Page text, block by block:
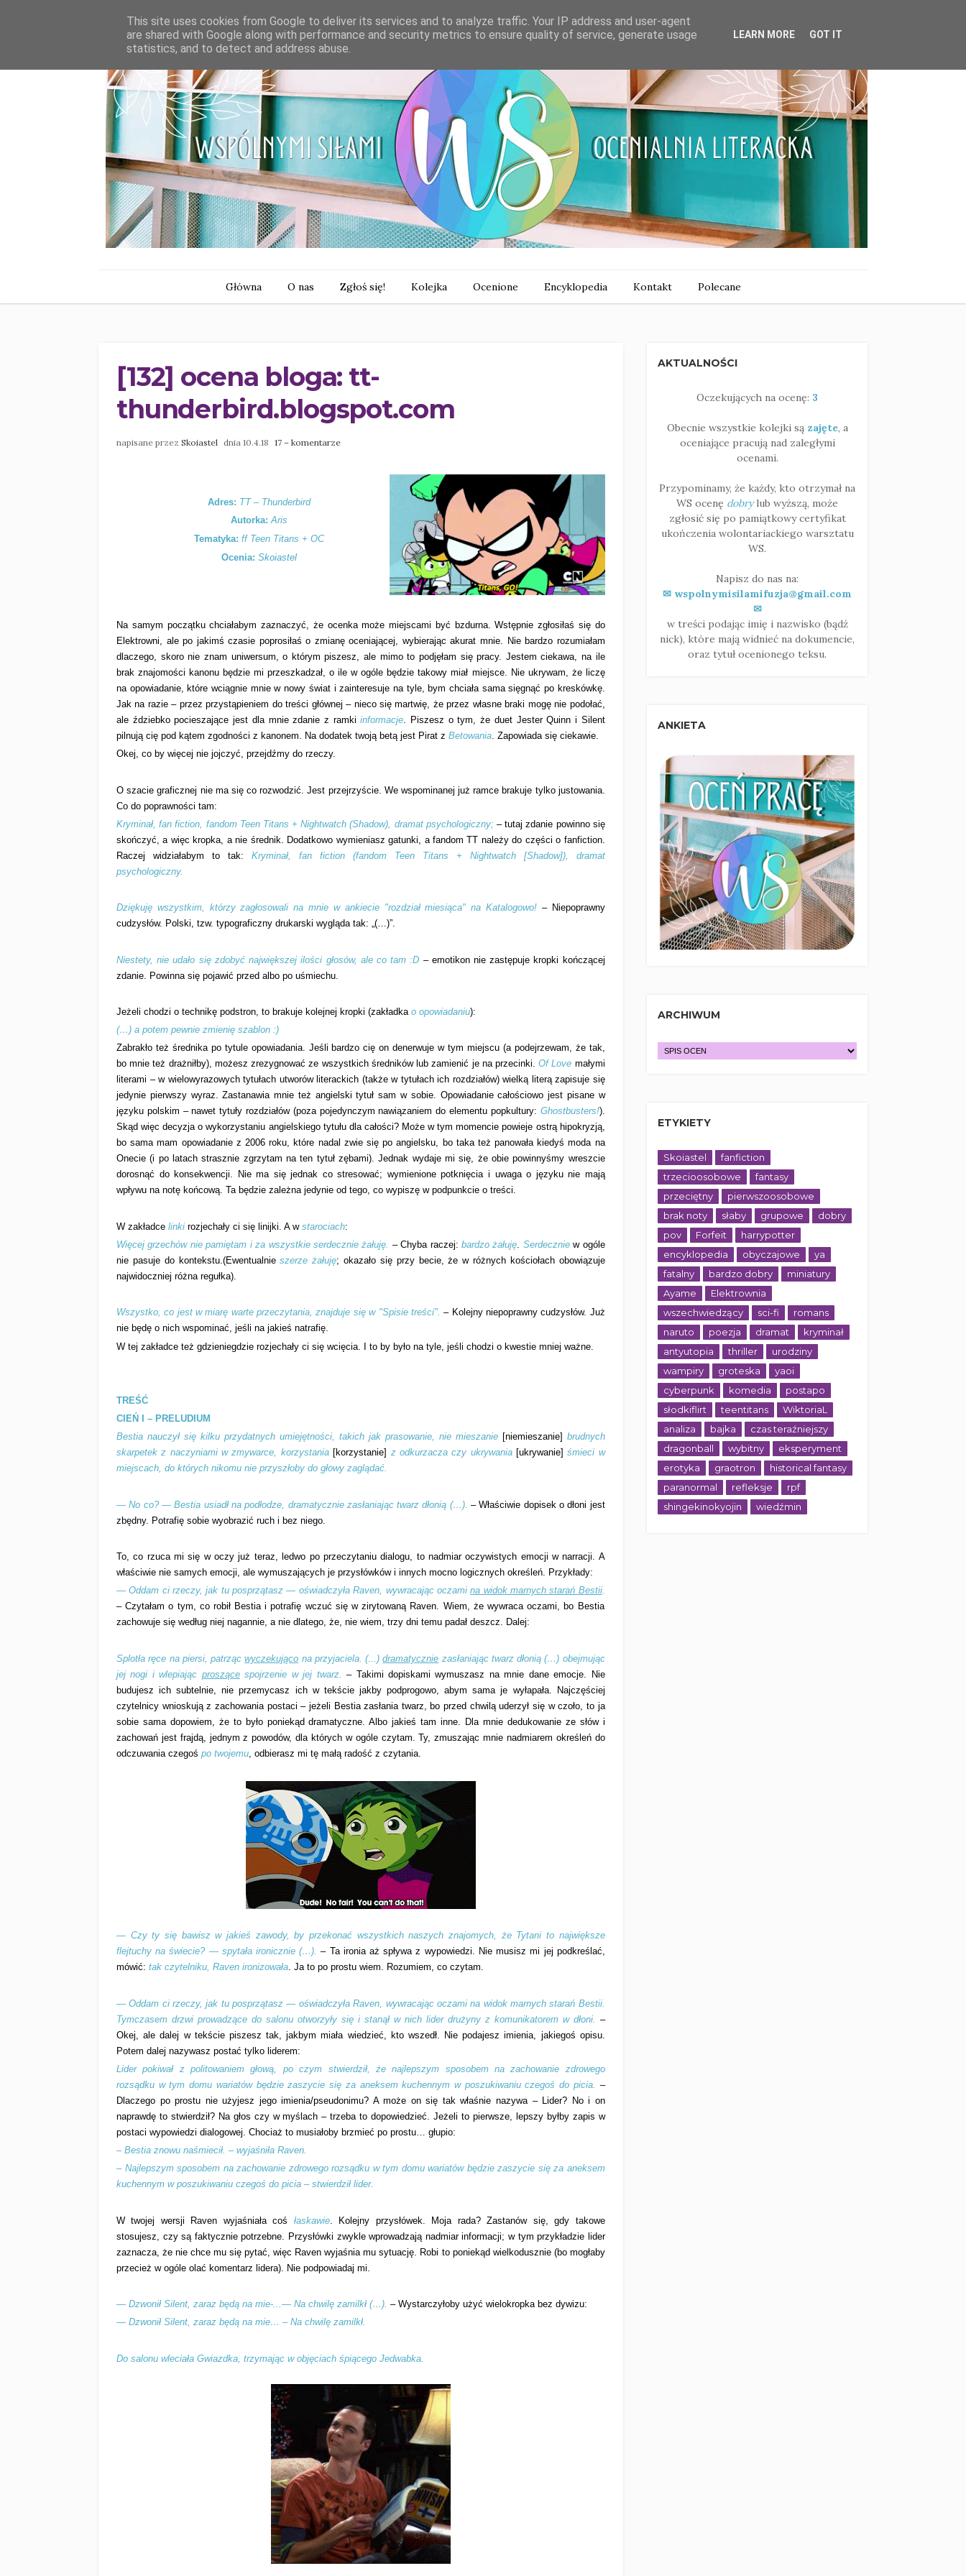
Główna O nas Zgłoś się! Kolejka Ocenione Encyklopedia Kontakt Polecane
[132] ocena bloga: tt-
thunderbird.blogspot.com
napisane przez Skoiastel dnia 10.4.18 17 – komentarze
Adres: TT – Thunderbird
Autorka: Aris
Tematyka: ff Teen Titans + OC
Ocenia: Skoiastel
Na samym początku chciałabym zaznaczyć, że ocenka może miejscami być bzdurna. Wstępnie zgłosiłaś się do
Elektrowni, ale po jakimś czasie poprosiłaś o zmianę oceniającej, wybierając akurat mnie. Nie bardzo rozumiałam
dlaczego, skoro nie znam uniwersum, o którym piszesz, ale mimo to podjęłam się pracy. Jestem ciekawa, na ile
brak znajomości kanonu będzie mi przeszkadzał, o ile w ogóle będzie takowy miał miejsce. Nie ukrywam, że liczę
na opowiadanie, które wciągnie mnie w nowy świat i zainteresuje na tyle, bym chciała sama sięgnąć po kreskówkę.
Jak na razie – przez przystąpieniem do treści głównej – nieco się martwię, że przez własne braki mogę nie podołać,
ale ździebko pocieszające jest dla mnie zdanie z ramki informacje. Piszesz o tym, że duet Jester Quinn i Silent
pilnują cię pod kątem zgodności z kanonem. Na dodatek twoją betą jest Pirat z Betowania. Zapowiada się ciekawie.
Okej, co by więcej nie jojczyć, przejdźmy do rzeczy.
O szacie graficznej nie ma się co rozwodzić. Jest przejrzyście. We wspominanej już ramce brakuje tylko justowania.
Co do poprawności tam:
Kryminał, fan fiction, fandom Teen Titans + Nightwatch (Shadow), dramat psychologiczny; – tutaj zdanie powinno się
skończyć, a więc kropka, a nie średnik. Dodatkowo wymieniasz gatunki, a fandom TT należy do części o fanfiction.
Raczej widziałabym to tak: Kryminał, fan fiction (fandom Teen Titans + Nightwatch [Shadow]), dramat
psychologiczny.
Dziękuję wszystkim, którzy zagłosowali na mnie w ankiecie "rozdział miesiąca" na Katalogowo! – Niepoprawny
cudzysłów. Polski, tzw. typograficzny drukarski wygląda tak: „(…)”.
Niestety, nie udało się zdobyć największej ilości głosów, ale co tam :D – emotikon nie zastępuje kropki kończącej
zdanie. Powinna się pojawić przed albo po uśmiechu.
Jeżeli chodzi o technikę podstron, to brakuje kolejnej kropki (zakładka o opowiadaniu):
(…) a potem pewnie zmienię szablon :)
Zabrakło też średnika po tytule opowiadania. Jeśli bardzo cię on denerwuje w tym miejscu (a podejrzewam, że tak,
bo mnie też drażniłby), możesz zrezygnować ze wszystkich średników lub zamienić je na przecinki.Of Love małymi
literami – w wielowyrazowych tytułach utworów literackich (także w tytułach ich rozdziałów) wielką literą zapisuje się
jedynie pierwszy wyraz. Zastanawia mnie też angielski tytuł sam w sobie. Opowiadanie całościowo jest pisane w
języku polskim – nawet tytuły rozdziałów (poza pojedynczym nawiązaniem do elementu popkultury: Ghostbusters!).
Skąd więc decyzja o wykorzystaniu angielskiego tytułu dla całości? Może w tym momencie powieje ostrą hipokryzją,
bo sama mam opowiadanie z 2006 roku, które nadal zwie się po angielsku, bo taka też panowała kiedyś moda na
Onecie (i po latach strasznie zgrzytam na ten tytuł zębami). Jednak wydaje mi się, że obie powinnyśmy wreszcie
dorosnąć do konsekwencji. Nie ma się jednak co stresować; wymienione potknięcia i uwaga o języku nie mają
wpływu na notę końcową. Ta będzie zależna jedynie od tego, co wypiszę w podpunkcie o treści.
W zakładce linki rozjechały ci się linijki. A w starociach:
Więcej grzechów nie pamiętam i za wszystkie serdecznie żałuję. – Chyba raczej:bardzo żałuję Serdeczniew ogóle
nie pasuje do kontekstu.(Ewentualnieszerze żałuję; okazało się przy becie, że w różnych kościołach obowiązuje
najwidoczniej różna regułka).
Wszystko, co jest w miarę warte przeczytania, znajduje się w "Spisie treści".– Kolejny niepoprawny cudzysłów. Już
nie będę o nich wspominać, jeśli na jakieś natrafię.
W tej zakładce też gdzieniegdzie rozjechały ci się wcięcia. I to by było na tyle, jeśli chodzi o kwestie mniej ważne.
TREŚĆ
CIEŃ I – PRELUDIUM
Bestia nauczył się kilku przydatnych umiejętności, takich jak prasowanie, nie mieszanie [niemieszanie] brudnych
skarpetek z naczyniami w zmywarce, korzystania[korzystanie] z odkurzacza czy ukrywania [ukrywanie] śmieci w
miejscach, do których nikomu nie przyszłoby do głowy zaglądać.
— No co? — Bestia usiadł na podłodze, dramatycznie zasłaniając twarz dłonią (…).– Właściwie dopisek o dłoni jest
zbędny. Potrafię sobie wyobrazić ruch i bez niego.
To, co rzuca mi się w oczy już teraz, ledwo po przeczytaniu dialogu, to nadmiar oczywistych emocji w narracji. A
właściwie nie samych emocji, ale wymuszających je przysłówków i innych mocno logicznych określeń. Przykłady:
— Oddam ci rzeczy, jak tu posprzątasz — oświadczyła Raven, wywracając oczamina widok marnych starań Bestii.
– Czytałam o tym, co robił Bestia i potrafię wczuć się w zirytowaną Raven. Wiem, że wywraca oczami, bo Bestia
zachowuje się według niej nagannie, a nie dlatego, że, nie wiem, trzy dni temu padał deszcz. Dalej:
Splotła ręce na piersi, patrzącwyczekująco na przyjaciela. (...)dramatycznie zasłaniając twarz dłonią (…) obejmując
jej nogi i wlepiając proszącespojrzenie w jej twarz.– Takimi dopiskami wymuszasz na mnie dane emocje. Nie
budujesz ich subtelnie, nie przemycasz ich w tekście jakby podprogowo, abym sama je wyłapała. Najczęściej
czytelnicy wnioskują z zachowania postaci – jeżeli Bestia zasłania twarz, bo przed chwilą uderzył się w czoło, to ja
sobie sama dopowiem, że to było poniekąd dramatyczne. Albo jakieś tam inne. Dla mnie dedukowanie ze słów i
zachowań jest frajdą, jednym z powodów, dla których w ogóle czytam. Ty, zmuszając mnie nadmiarem określeń do
odczuwania czegoś po twojemu , odbierasz mi tę małą radość z czytania.
— Czy ty się bawisz w jakieś zawody, by przekonać wszystkich naszych znajomych, że Tytani to największe
flejtuchy na świecie? — spytała ironicznie (…). – Ta ironia aż spływa z wypowiedzi. Nie musisz mi jej podkreślać,
mówić: tak czytelniku, Raven ironizowała. Ja to po prostu wiem. Rozumiem, co czytam.
— Oddam ci rzeczy, jak tu posprzątasz — oświadczyła Raven, wywracając oczami na widok marnych starań Bestii.
Tymczasem drzwi prowadzące do salonu otworzyły się i stanął w nich lider drużyny z komunikatorem w dłoni.
–
Okej, ale dalej w tekście piszesz tak, jakbym miała wiedzieć, kto wszedł. Nie podajesz imienia, jakiegoś opisu.
Potem dalej nazywasz postać tylko liderem:
Lider pokiwał z politowaniem głową, po czym stwierdził, że najlepszym sposobem na zachowanie zdrowego
rozsądku w tym domu wariatów będzie zaszycie się za aneksem kuchennym w poszukiwaniu czegoś do picia.
–
Dlaczego po prostu nie użyjesz jego imienia/pseudonimu? A może on się tak właśnie nazywa – Lider? No i on
naprawdę to stwierdził? Na głos czy w myślach – trzeba to dopowiedzieć. Jeżeli to pierwsze, lepszy byłby zapis w
postaci wypowiedzi dialogowej. Chociaż to musiałoby brzmieć po prostu… głupio:
– Bestia znowu naśmiecił. – wyjaśniła Raven.
– Najlepszym sposobem na zachowanie zdrowego rozsądku w tym domu wariatów będzie zaszycie się za aneksem
kuchennym w poszukiwaniu czegoś do picia – stwierdził lider.
W twojej wersji Raven wyjaśniała coś łaskawie. Kolejny przysłówek. Moja rada? Zastanów się, gdy takowe
stosujesz, czy są faktycznie potrzebne. Przysłówki zwykle wprowadzają nadmiar informacji; w tym przykładzie lider
zaznacza, że nie chce mu się pytać, więc Raven wyjaśnia mu sytuację. Robi to poniekąd wielkodusznie (bo mogłaby
przecież w ogóle olać komentarz lidera). Nie podpowiadaj mi.
— Dzwonił Silent, zaraz będą na mie-...— Na chwilę zamilkł (…). – Wystarczyłoby użyć wielokropka bez dywizu:
— Dzwonił Silent, zaraz będą na mie… – Na chwilę zamilkł.
Do salonu wleciała Gwiazdka, trzymając w objęciach śpiącego Jedwabka.
AKTUALNOŚCI
Oczekujących na ocenę: 3
Obecnie wszystkie kolejki są zajęte, a
oceniające pracują nad zaległymi
ocenami.
Przypominamy, że każdy, kto otrzymał na
WS ocenę dobrylub wyższą, może
zgłosić się po pamiątkowy certyfikat
ukończenia wolontariackiego warsztatu
WS.
Napisz do nas na:
✉ wspolnymisilamifuzja@gmail.com
✉
w treści podając imię i nazwisko (bądź
nick), które mają widnieć na dokumencie,
oraz tytuł ocenionego teksu.
ANKIETA
ARCHIWUM
ETYKIETY
Skoiastel
fanfiction
trzecioosobowe
fantasy
przeciętny
pierwszoosobowe
brak noty
słaby grupowe
dobry
pov
Forfeit
harrypotter
encyklopedia
obyczajowe
ya
fatalny
bardzo dobry
miniatury
Ayame
Elektrownia
wszechwiedzący
sci-fi
romans
naruto
poezja dramat
kryminał
antyutopia
thriller
urodziny
wampiry
groteska
yaoi
cyberpunk
komedia
postapo
słodkiflirt
teentitans
WiktoriaL
analiza
bajka
czas teraźniejszy
dragonball
wybitny
eksperyment
erotyka
graotron
historical fantasy
paranormal
refleksje
rpf
shingekinokyojin
wiedźmin
This site uses cookies from Google to deliver its services and to analyze traffic. Your IP address and user-agent
are shared with Google along with performance and security metrics to ensure quality of service, generate usage
statistics, and to detect and address abuse.
LEARN MORE GOT IT